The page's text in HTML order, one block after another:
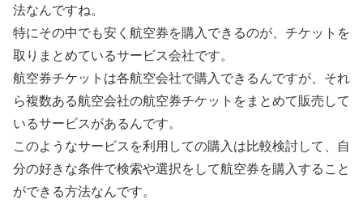
法なんですね。
特にその中でも安く航空券を購入できるのが、チケットを
取りまとめているサービス会社です。
航空券チケットは各航空会社で購入できるんですが、それ
ら複数ある航空会社の航空券チケットをまとめて販売して
いるサービスがあるんです。
このようなサービスを利用しての購入は比較検討して、自
分の好きな条件で検索や選択をして航空券を購入すること
ができる方法なんです。